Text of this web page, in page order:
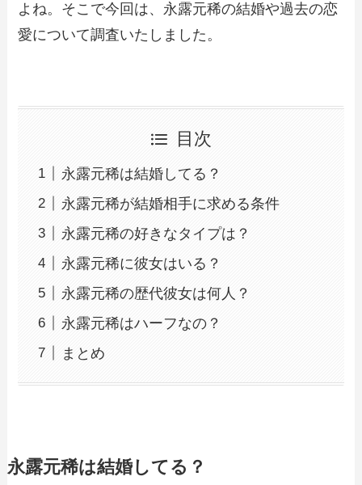
よね。そこで今回は、永露元稀の結婚や過去の恋
愛について調査いたしました。
目次
永露元稀は結婚してる？
永露元稀が結婚相手に求める条件
永露元稀の好きなタイプは？
永露元稀に彼女はいる？
永露元稀の歴代彼女は何人？
永露元稀はハーフなの？
まとめ
永露元稀は結婚してる？